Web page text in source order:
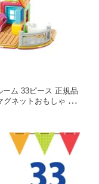
ム 33ピース 正規品
グネットおもしゃ ブ
クリスマス ボーネ